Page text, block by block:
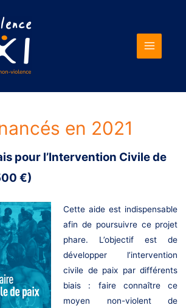
Main
en 2021
pour l’Intervention Civile de
€)
Cette aide est indispensable
afin de poursuivre ce projet
phare. L’objectif est de
développer l’intervention
civile de paix par différents
biais : faire connaître ce
moyen non-violent de